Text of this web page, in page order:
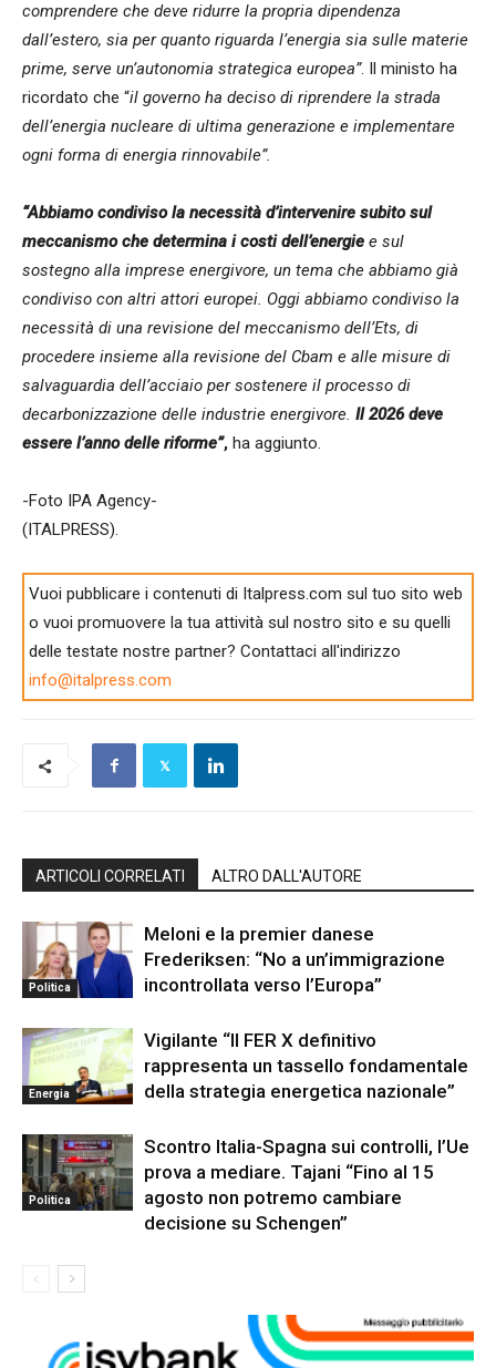
comprendere che deve ridurre la propria dipendenza
dall’estero, sia per quanto riguarda l’energia sia sulle materie
prime, serve un’autonomia strategica europea”. Il ministo ha
ricordato che “il governo ha deciso di riprendere la strada
dell’energia nucleare di ultima generazione e implementare
ogni forma di energia rinnovabile”.
“Abbiamo condiviso la necessità d’intervenire subito sul
meccanismo che determina i costi dell’energie e sul
sostegno alla imprese energivore, un tema che abbiamo già
condiviso con altri attori europei. Oggi abbiamo condiviso la
necessità di una revisione del meccanismo dell’Ets, di
procedere insieme alla revisione del Cbam e alle misure di
salvaguardia dell’acciaio per sostenere il processo di
decarbonizzazione delle industrie energivore. Il 2026 deve
essere l’anno delle riforme”, ha aggiunto.
-Foto IPA Agency-
(ITALPRESS).
Vuoi pubblicare i contenuti di Italpress.com sul tuo sito web
o vuoi promuovere la tua attività sul nostro sito e su quelli
delle testate nostre partner? Contattaci all'indirizzo
info@italpress.com
ARTICOLI CORRELATI ALTRO DALL'AUTORE
Politica
Meloni e la premier danese
Frederiksen: “No a un’immigrazione
incontrollata verso l’Europa”
Energia
Vigilante “Il FER X definitivo
rappresenta un tassello fondamentale
della strategia energetica nazionale”
Politica
Scontro Italia-Spagna sui controlli, l’Ue
prova a mediare. Tajani “Fino al 15
agosto non potremo cambiare
decisione su Schengen”